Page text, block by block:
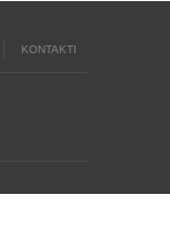
KONTAKTI